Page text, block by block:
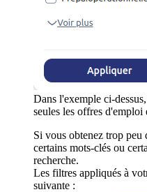
Dans l'exemple ci-
seules les offres
Si vous obtenez trop peu
certains mots-clés ou
recherche.
Les filtres appliqués à
suivante :